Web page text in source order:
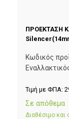
ΠΡΟΕΚΤΑΣΗ
Κωδικός
Τιμή με ΦΠΑ:
Σε απόθεμα
Διαθέσιμο